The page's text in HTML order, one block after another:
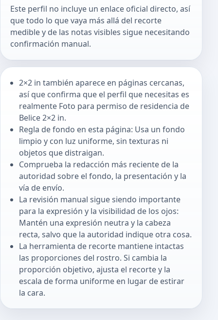
Este perfil no incluye un enlace oficial directo, así
que todo lo que vaya más allá del recorte
medible y de las notas visibles sigue necesitando
confirmación manual.
2×2 in también aparece en páginas cercanas,
así que confirma que el perfil que necesitas es
realmente Foto para permiso de residencia de
Belice 2×2 in.
Regla de fondo en esta página: Usa un fondo
limpio y con luz uniforme, sin texturas ni
objetos que distraigan.
Comprueba la redacción más reciente de la
autoridad sobre el fondo, la presentación y la
vía de envío.
La revisión manual sigue siendo importante
para la expresión y la visibilidad de los ojos:
Mantén una expresión neutra y la cabeza
recta, salvo que la autoridad indique otra cosa.
La herramienta de recorte mantiene intactas
las proporciones del rostro. Si cambia la
proporción objetivo, ajusta el recorte y la
escala de forma uniforme en lugar de estirar
la cara.